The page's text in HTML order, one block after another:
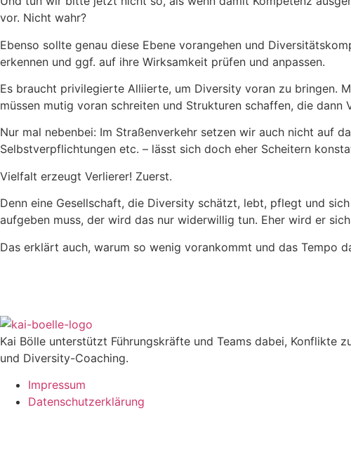
vor. Nicht wahr?
Ebenso sollte genau diese Ebene vorangehen und
erkennen und ggf. auf ihre Wirksamkeit prüfen und anpassen.
Es braucht privilegierte Alliierte, um Diversity voran zu bringen.
müssen mutig voran schreiten und Strukturen schaffen, die dann
Nur mal nebenbei: Im Straßenverkehr setzen wir auch nicht auf
Selbstverpflichtungen etc. – lässt sich doch eher Scheitern
Vielfalt erzeugt Verlierer! Zuerst.
Denn eine Gesellschaft, die Diversity schätzt, lebt, pflegt und
aufgeben muss, der wird das nur widerwillig tun. Eher wird er
Das erklärt auch, warum so wenig vorankommt und das Tempo
Kai Bölle unterstützt Führungskräfte und Teams dabei, Konflikte
und Diversity-Coaching.
Impressum
Datenschutzerklärung